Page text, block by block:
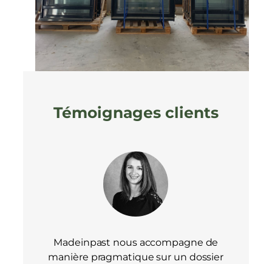
Témoignages clients
Madeinpast nous accompagne de
manière pragmatique sur un dossier